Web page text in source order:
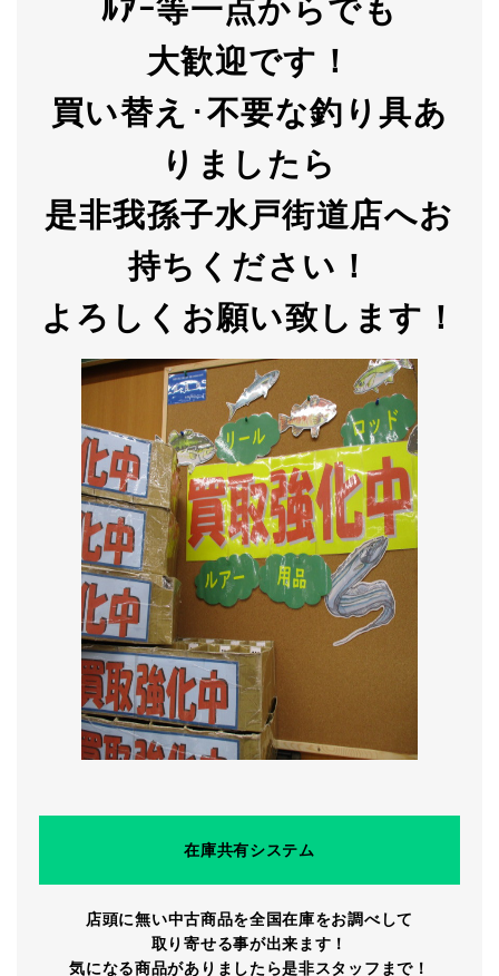
ﾙｱｰ等一点からでも
大歓迎です！
買い替え ･不要な釣り具あ
りましたら
是非我孫子水戸街道店へお
持ちください！
よろしくお願い致します！
在庫共有システム
店頭に無い中古商品を全国在庫をお調べして
取り寄せる事が出来ます！
気になる商品がありましたら是非スタッフまで！